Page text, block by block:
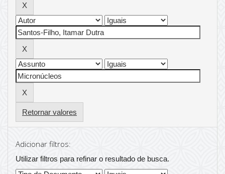
Retornar valores
Adicionar filtros:
Utilizar filtros para refinar o resultado de busca.